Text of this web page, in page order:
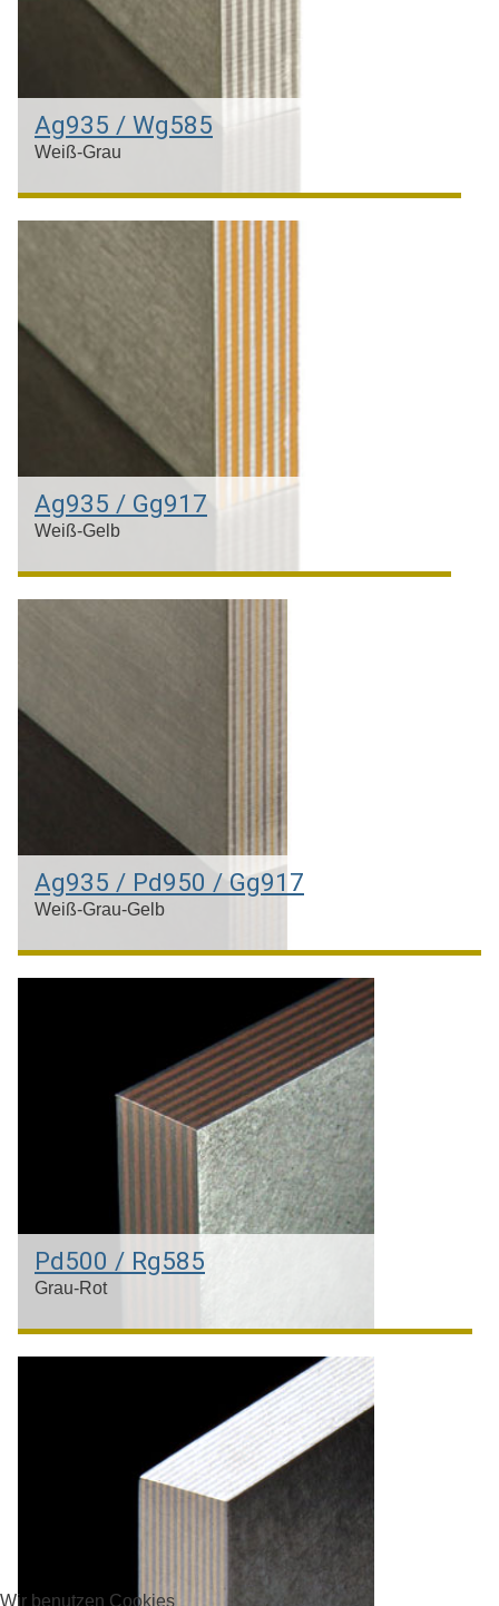
Ag935 / Wg585
Weiß-Grau
Silber & Weißgold 14kt
Ag935 / Gg917
Weiß-Gelb
Ag935 / Pd950 / Gg917
Weiß-Grau-Gelb
Silber & Palladium & Gelbgold 22kt
Pd500 / Rg585
Grau-Rot
Wir benutzen Cookies